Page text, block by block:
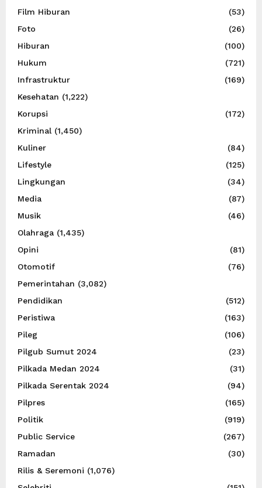
Film Hiburan
(53)
Foto
(26)
Hiburan
(100)
Hukum
(721)
Infrastruktur
(169)
Kesehatan (1,222)
Korupsi
(172)
Kriminal (1,450)
Kuliner
(84)
Lifestyle
(125)
Lingkungan
(34)
Media
(87)
Musik
(46)
Olahraga (1,435)
Opini
(81)
Otomotif
(76)
Pemerintahan (3,082)
Pendidikan
(512)
Peristiwa
(163)
Pileg
(106)
Pilgub Sumut 2024
(23)
Pilkada Medan 2024
(31)
Pilkada Serentak 2024
(94)
Pilpres
(165)
Politik
(919)
Public Service
(267)
Ramadan
(30)
Rilis & Seremoni (1,076)